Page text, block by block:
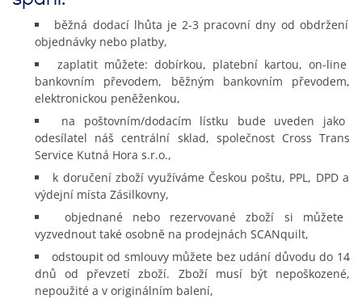
běžná dodací lhůta je 2-3 pracovní dny od obdržení
objednávky nebo platby,
zaplatit můžete: dobírkou, platební kartou, on-line
bankovním převodem, běžným bankovním převodem,
elektronickou peněženkou,
na poštovním/dodacím lístku bude uveden jako
odesílatel náš centrální sklad, společnost Cross Trans
Service Kutná Hora s.r.o.,
k doručení zboží využíváme Českou poštu, PPL, DPD a
výdejní místa Zásilkovny,
objednané nebo rezervované zboží si můžete
vyzvednout také osobně na prodejnách SCANquilt,
odstoupit od smlouvy můžete bez udání důvodu do 14
dnů od převzetí zboží. Zboží musí být nepoškozené,
nepoužité a v originálním balení,